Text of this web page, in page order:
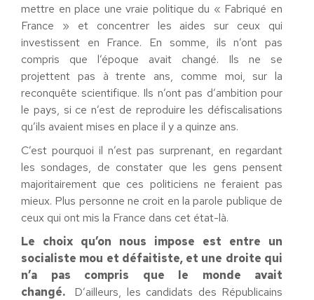
mettre en place une vraie politique du « Fabriqué en
France » et concentrer les aides sur ceux qui
investissent en France. En somme, ils n’ont pas
compris que l’époque avait changé. Ils ne se
projettent pas à trente ans, comme moi, sur la
reconquête scientifique. Ils n’ont pas d’ambition pour
le pays, si ce n’est de reproduire les défiscalisations
qu’ils avaient mises en place il y a quinze ans.
C’est pourquoi il n’est pas surprenant, en regardant
les sondages, de constater que les gens pensent
majoritairement que ces politiciens ne feraient pas
mieux. Plus personne ne croit en la parole publique de
ceux qui ont mis la France dans cet état-là.
Le choix qu’on nous impose est entre un
socialiste mou et défaitiste, et une droite qui
n’a pas compris que le monde avait
changé. D’ailleurs, les candidats des Républicains